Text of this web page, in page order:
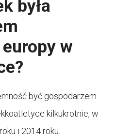
była
w
być gospodarzem
kilkukrotnie, w
i 2014 roku.